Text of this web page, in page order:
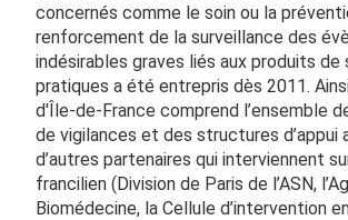
concernés comme le soin ou la
renforcement de la surveillance des
indésirables graves liés aux produits de
pratiques a été entrepris dès 2011.
d'Île-de-France comprend l’ensemble
de vigilances et des structures d’appui
d’autres partenaires qui interviennent
francilien (Division de Paris de l’ASN,
Biomédecine, la Cellule d’intervention